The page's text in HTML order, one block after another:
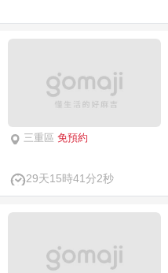
三重區 免預約
29天15時41分1秒